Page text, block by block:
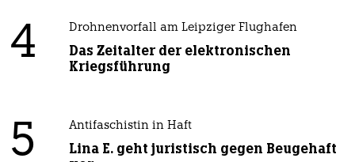
4 Drohnenvorfall am Leipziger Flughafen
Das Zeitalter der elektronischen
Kriegsführung
5 Antifaschistin in Haft
Lina E. geht juristisch gegen Beugehaft